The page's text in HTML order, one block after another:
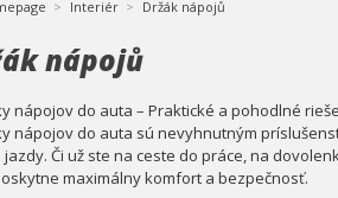
Interiér Držák nápojů
nápojů
nápojov do auta – Praktické a pohodlné
nápojov do auta sú nevyhnutným
jazdy. Či už ste na ceste do práce, na
maximálny komfort a bezpečnosť.